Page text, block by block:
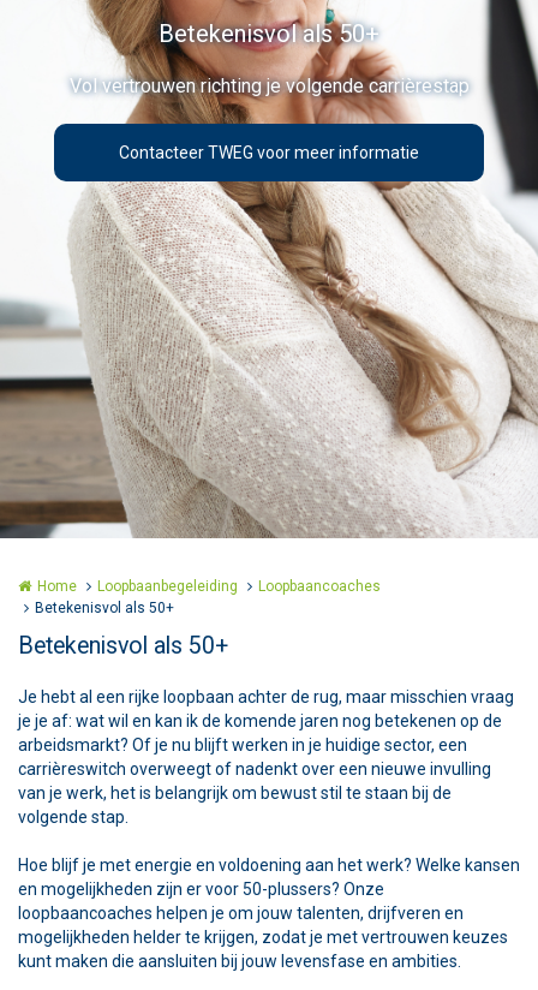
Betekenisvol als 50+
Vol vertrouwen richting je volgende carrièrestap
Home Loopbaanbegeleiding
Loopbaancoaches
Betekenisvol als 50+
Betekenisvol als 50+
Je hebt al een rijke loopbaan achter de rug, maar misschien vraag
je je af: wat wil en kan ik de komende jaren nog betekenen op de
arbeidsmarkt? Of je nu blijft werken in je huidige sector, een
carrièreswitch overweegt of nadenkt over een nieuwe invulling
van je werk, het is belangrijk om bewust stil te staan bij de
volgende stap.
Hoe blijf je met energie en voldoening aan het werk? Welke kansen
en mogelijkheden zijn er voor 50-plussers? Onze
loopbaancoaches helpen je om jouw talenten, drijfveren en
mogelijkheden helder te krijgen, zodat je met vertrouwen keuzes
kunt maken die aansluiten bij jouw levensfase en ambities.